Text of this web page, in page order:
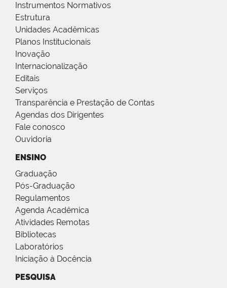
Instrumentos Normativos
Estrutura
Unidades Acadêmicas
Planos Institucionais
Inovação
Internacionalização
Editais
Serviços
Transparência e Prestação de Contas
Agendas dos Dirigentes
Fale conosco
Ouvidoria
ENSINO
Graduação
Pós-Graduação
Regulamentos
Agenda Acadêmica
Atividades Remotas
Bibliotecas
Laboratórios
Iniciação à Docência
PESQUISA